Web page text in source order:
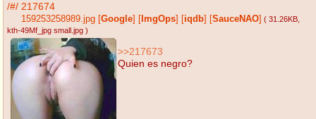
/#/ 217674
159253258989.jpg [Google] [ ImgOps] [iqdb] [SauceNAO] ( 31.26KB
kth-49Mf_jpg small.jpg )
>>217673
Quien es negro?